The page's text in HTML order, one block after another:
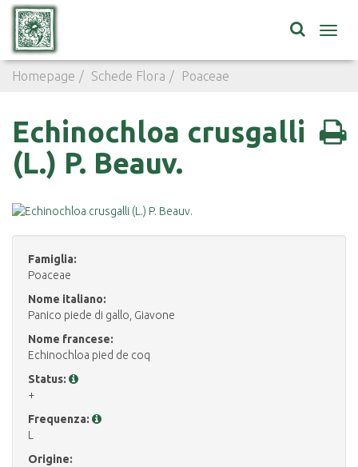
Homepage Schede Flora Poaceae
Echinochloa crusgalli
(L.) P. Beauv.
Famiglia:
Poaceae
Nome italiano:
Panico piede di gallo, Giavone
Nome francese:
Echinochloa pied de coq
Status:
+
Frequenza:
L
Origine: